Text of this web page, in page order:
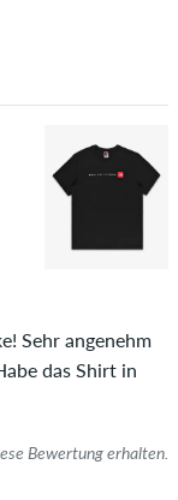
Sehr angenehm
das Shirt in
Bewertung erhalten.